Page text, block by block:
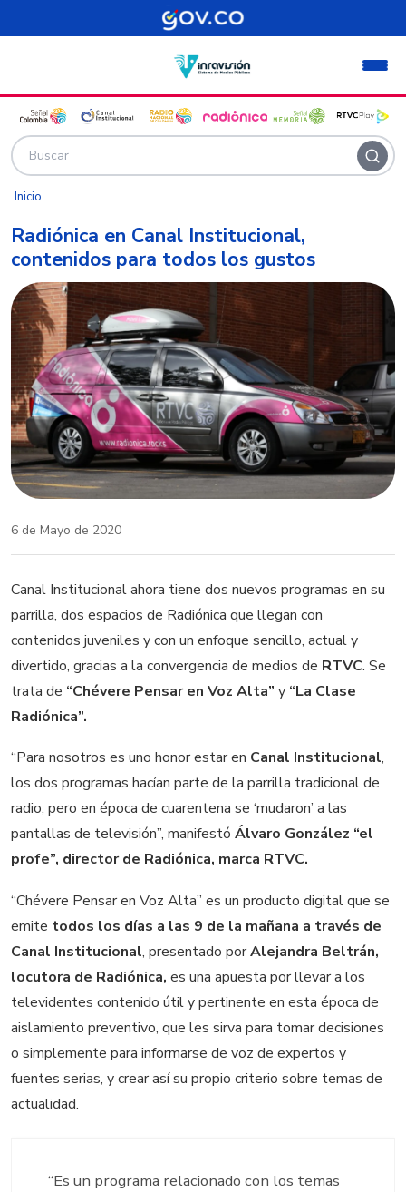
Pasar al contenido principal
Inicio
Radiónica en Canal Institucional,
contenidos para todos los gustos
6 de Mayo de 2020
Canal Institucional ahora tiene dos nuevos programas en su
parrilla, dos espacios de Radiónica que llegan con
contenidos juveniles y con un enfoque sencillo, actual y
divertido, gracias a la convergencia de medios de RTVC. Se
trata de “Chévere Pensar en Voz Alta” y “La Clase
Radiónica”.
“Para nosotros es uno honor estar en Canal Institucional,
los dos programas hacían parte de la parrilla tradicional de
radio, pero en época de cuarentena se ‘mudaron’ a las
pantallas de televisión”, manifestó Álvaro González “el
profe”, director de Radiónica, marca RTVC.
“Chévere Pensar en Voz Alta” es un producto digital que se
emite todos los días a las 9 de la mañana a través de
Canal Institucional, presentado porAlejandra Beltrán,
locutora de Radiónica, es una apuesta por llevar a los
televidentes contenido útil y pertinente en esta época de
aislamiento preventivo, que les sirva para tomar decisiones
o simplemente para informarse de voz de expertos y
fuentes serias, y crear así su propio criterio sobre temas de
actualidad.
“Es un programa relacionado con los temas